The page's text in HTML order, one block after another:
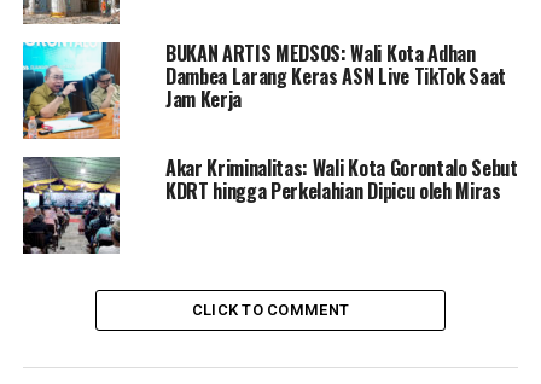
RELATED TOPICS: KAWASAAN SANTORINI
MARTEN TAHA
PEMKOT GORONTALO
PENATAAN KAWASAN SANTORINI
WALIKOTA GORONTALO
Bupati Pohuwato Ikuti Rakornas Bersama Jokowi
DON'T MISS
Saipul Mbuinga Sambut Baik Operasi Patuh Otanaha
2022 Yang digelar Polres Pohuwato
BUKAN ARTIS MEDSOS: Wali Kota Adhan
Dambea Larang Keras ASN Live TikTok Saat
Jam Kerja
Akar Kriminalitas: Wali Kota Gorontalo Sebut
KDRT hingga Perkelahian Dipicu oleh Miras
CLICK TO COMMENT